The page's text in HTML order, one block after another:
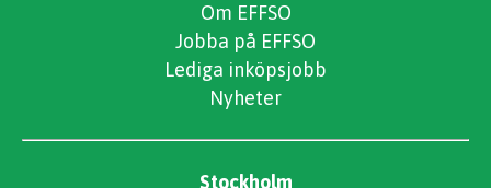
Om EFFSO
Jobba på EFFSO
Lediga inköpsjobb
Nyheter
Stockholm